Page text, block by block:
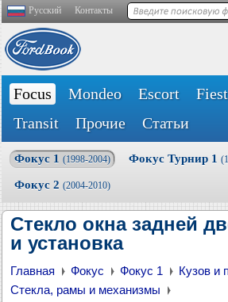
Русский Контакты
Focus Mondeo Escort
Transit
Прочие Статьи
Фокус 1 (1998-2004) Фокус Турнир 1
Фокус 2 (2004-2010)
Стекло окна задней
и установка
Главная Фокус Фокус 1
Кузов и
Стекла, рамы и механизмы